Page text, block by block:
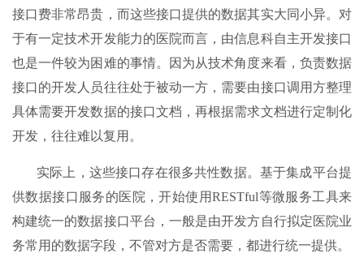
接口费非常昂贵，而这些接口提供的数据其实大同小异。对
于有一定技术开发能力的医院而言，由信息科自主开发接口
也是一件较为困难的事情。因为从技术角度来看，负责数据
接口的开发人员往往处于被动一方，需要由接口调用方整理
具体需要开发数据的接口文档，再根据需求文档进行定制化
开发，往往难以复用。
实际上，这些接口存在很多共性数据。基于集成平台提
供数据接口服务的医院，开始使用RESTful等微服务工具来
构建统一的数据接口平台，一般是由开发方自行拟定医院业
务常用的数据字段，不管对方是否需要，都进行统一提供。